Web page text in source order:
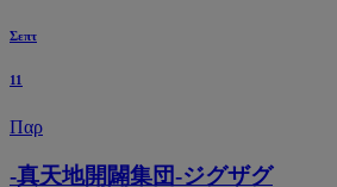
Σεπτ
11
Παρ
-真天地開闢集団-ジグザグ